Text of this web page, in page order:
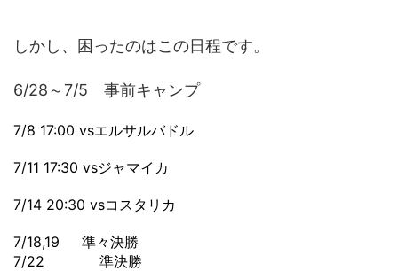
しかし、困ったのはこの日程です。
6/28～7/5 事前キャンプ
7/8 17:00 vsエルサルバドル
7/11 17:30 vsジャマイカ
7/14 20:30 vsコスタリカ
7/18,19 準々決勝
7/22 準決勝